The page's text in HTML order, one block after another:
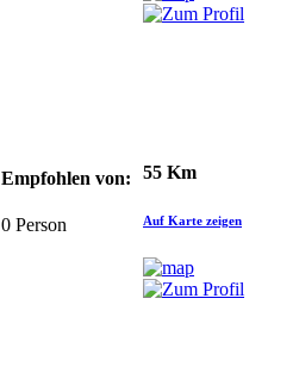
Empfohlen von:
0 Person
55 Km
Auf Karte zeigen